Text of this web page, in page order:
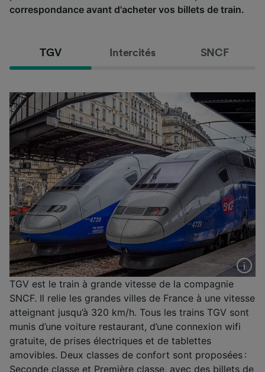
correspondance avant d'acheter vos billets de train.
TGV Intercités SNCF
TGV est le train à grande vitesse de la compagnie
SNCF. Il relie les grandes villes de France à une vitesse
atteignant jusqu’à 320 km/h. Tous les trains TGV sont
munis d’une voiture restaurant, d’une connexion wifi
gratuite, de prises électriques et de tablettes
amovibles. Deux classes de confort sont proposées :
Seconde classe et Première classe, avec des billets de